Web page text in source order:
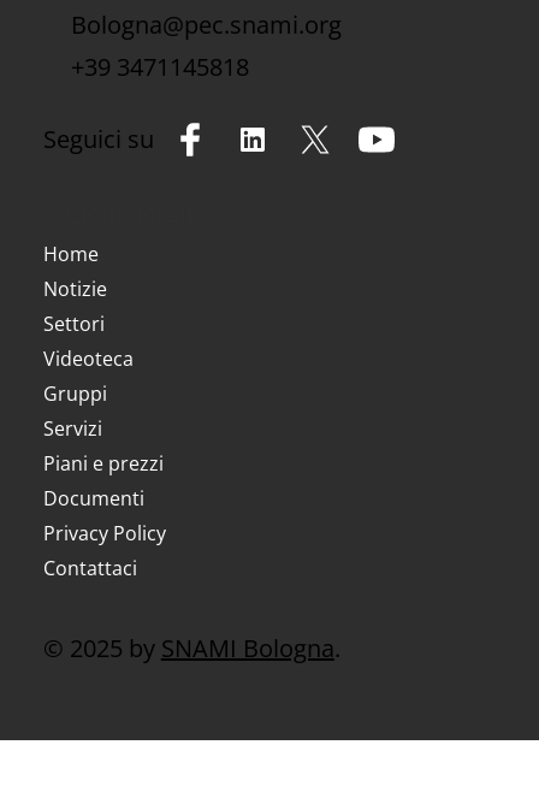
Home
Notizie
Settori
Videoteca
Gruppi
Servizi
Piani e prezzi
Documenti
Privacy Policy
Contattaci
Seguici su
Bologna@pec.snami.org
+39 3471145818
© 2025 by SNAMI Bologna.